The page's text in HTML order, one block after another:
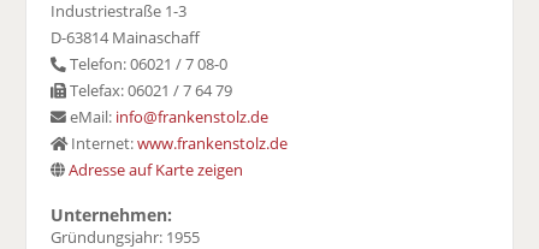
Industriestraße 1-3
D-63814 Mainaschaff
Telefon: 06021 / 7 08-0
Telefax: 06021 / 7 64 79
eMail: info@frankenstolz.de
Internet:www.frankenstolz.de
Adresse auf Karte zeigen
Unternehmen:
Gründungsjahr: 1955